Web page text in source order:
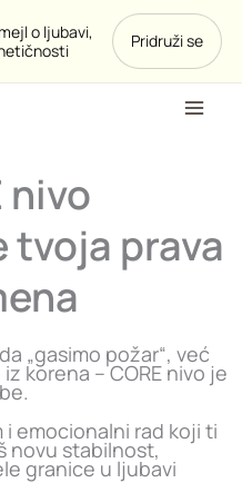
o ljubavi,
Pridruži se
nivo
tvoja prava
„gasimo požar“, već
korena – CORE nivo je
emocionalni rad koji ti
novu stabilnost,
granice u ljubavi